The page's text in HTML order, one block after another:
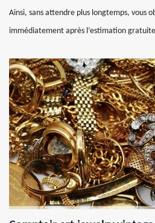
Ainsi, sans attendre plus longtemps, vous
immédiatement après l’estimation